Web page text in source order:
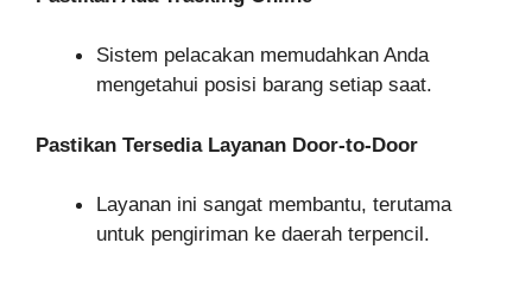
Sistem pelacakan memudahkan Anda
mengetahui posisi barang setiap saat.
Pastikan Tersedia Layanan Door-to-Door
Layanan ini sangat membantu, terutama
untuk pengiriman ke daerah terpencil.